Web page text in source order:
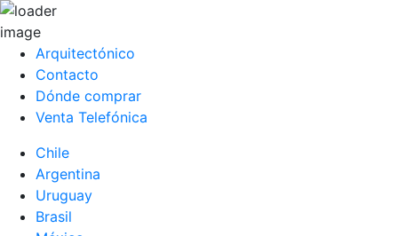
Arquitectónico
Contacto
Dónde comprar
Venta Telefónica
Chile
Argentina
Uruguay
Brasil